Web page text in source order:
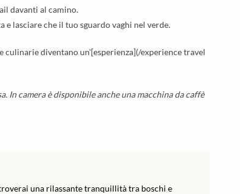
davanti al camino.
lasciare che il tuo sguardo vaghi nel verde.
diventano un'[esperienza](/experience travel
In camera è disponibile anche una macchina da caffè
una rilassante tranquillità tra boschi e